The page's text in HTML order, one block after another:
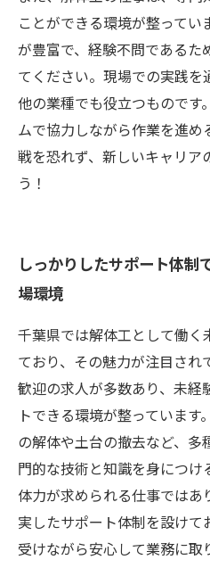
ことができる環境が整ってい
が豊富で、経験不問であるた
てください。現場での実践を
他の業種でも役立つものです
ムで協力しながら作業を進
戦を恐れず、新しいキャリア
う！
しっかりしたサポート体制
場環境
千葉県では解体工として働
ており、その魅力が注目され
歓迎の求人が多数あり、未経
トできる環境が整っていま
の解体や土台の撤去など、多
門的な技術と知識を身につけ
体力が求められる仕事では
実したサポート体制を設けて
受けながら安心して業務に取